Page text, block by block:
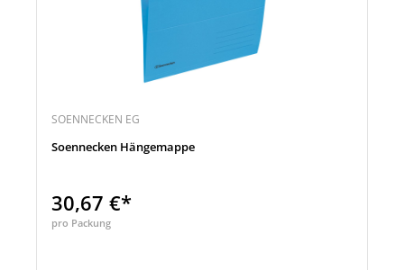
SOENNECKEN EG
Soennecken Hängemappe
30,67 €*
pro Packung